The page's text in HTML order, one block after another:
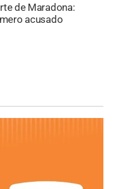
de Maradona:
acusado